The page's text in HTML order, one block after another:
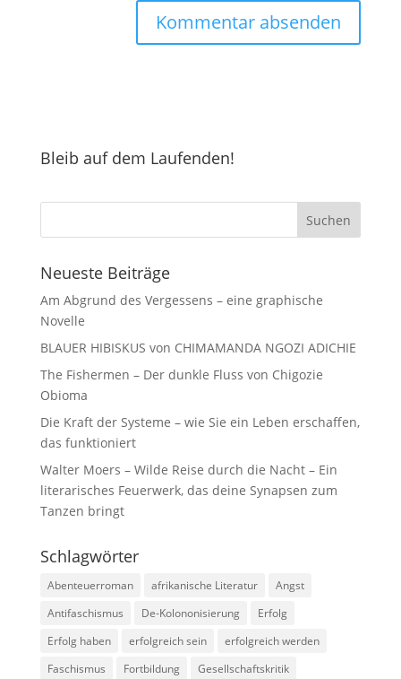
Bleib auf dem Laufenden!
Neueste Beiträge
Am Abgrund des Vergessens – eine graphische
Novelle
BLAUER HIBISKUS von CHIMAMANDA NGOZI ADICHIE
The Fishermen – Der dunkle Fluss von Chigozie
Obioma
Die Kraft der Systeme – wie Sie ein Leben erschaffen,
das funktioniert
Walter Moers – Wilde Reise durch die Nacht – Ein
literarisches Feuerwerk, das deine Synapsen zum
Tanzen bringt
Schlagwörter
Abenteuerroman afrikanische Literatur
Angst
Antifaschismus
De-Kolononisierung
Erfolg
Erfolg haben
erfolgreich sein
erfolgreich werden
Faschismus
Fortbildung
Gesellschaftskritik